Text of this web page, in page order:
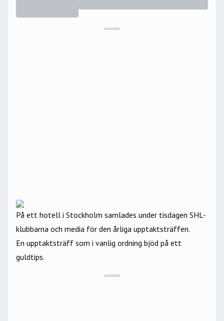
ANNONS
På ett hotell i Stockholm samlades under tisdagen SHL-
klubbarna och media för den årliga upptaktsträffen.
En upptaktsträff som i vanlig ordning bjöd på ett
guldtips.
ANNONS